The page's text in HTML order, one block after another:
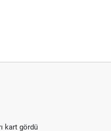
kart gördü